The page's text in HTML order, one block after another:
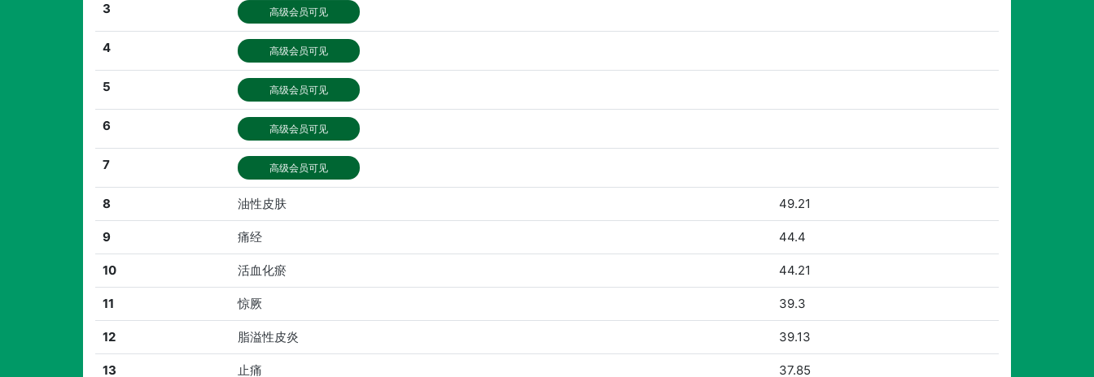
3 高级会员可见
4 高级会员可见
5 高级会员可见
6 高级会员可见
7 高级会员可见
8 油性皮肤 49.21
9 痛经 44.4
10 活血化瘀 44.21
11 惊厥 39.3
12 脂溢性皮炎 39.13
13 止痛 37.85